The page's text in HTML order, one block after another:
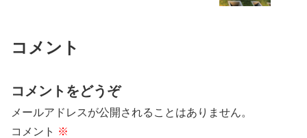
コメント
コメントをどうぞ
メールアドレスが公開されることはありません。
コメント ※